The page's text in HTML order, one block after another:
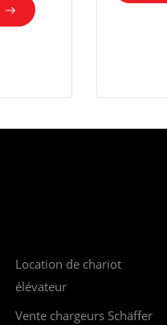
Location de chariot
élévateur
Vente chargeurs Schäffer